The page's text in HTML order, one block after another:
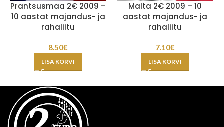
Prantsusmaa 2€ 2009 –
10 aastat majandus- ja
rahaliitu
8.50€
LISA KORVI
Malta 2€ 2009 – 10
aastat majandus- ja
rahaliitu
7.10€
LISA KORVI